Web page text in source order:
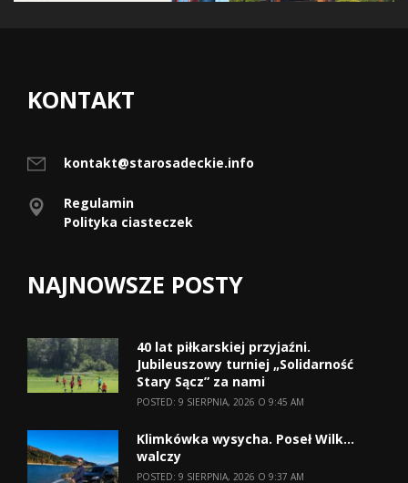
KONTAKT
kontakt@starosadeckie.info
Regulamin
Polityka ciasteczek
NAJNOWSZE POSTY
40 lat piłkarskiej przyjaźni.
Jubileuszowy turniej „Solidarność
Stary Sącz” za nami
POSTED: 9 SIERPNIA, 2026 O 9:45 AM
Klimkówka wysycha. Poseł Wilk…
walczy
POSTED: 9 SIERPNIA, 2026 O 9:37 AM